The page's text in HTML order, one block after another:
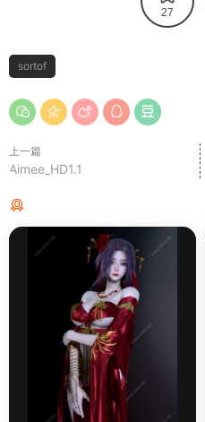
27
sortof
上一篇
Aimee_HD1.1